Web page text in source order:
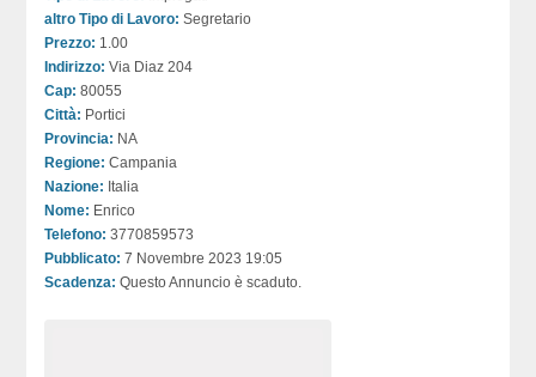
altro Tipo di Lavoro: Segretario
Prezzo: 1.00
Indirizzo: Via Diaz 204
Cap: 80055
Città: Portici
Provincia: NA
Regione: Campania
Nazione: Italia
Nome: Enrico
Telefono: 3770859573
Pubblicato: 7 Novembre 2023 19:05
Scadenza: Questo Annuncio è scaduto.